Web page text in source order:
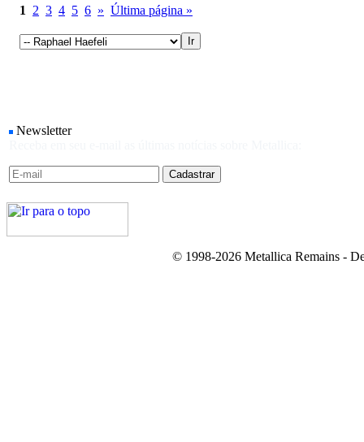
1 2 3 4 5 6 » Última página »
Newsletter
© 1998-2026 Metallica Remains -